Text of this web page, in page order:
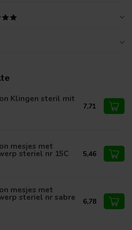
Klingen steril mit
7,71
mesjes met
steriel nr 15C 5,46
mesjes met
steriel nr sabre 6,78